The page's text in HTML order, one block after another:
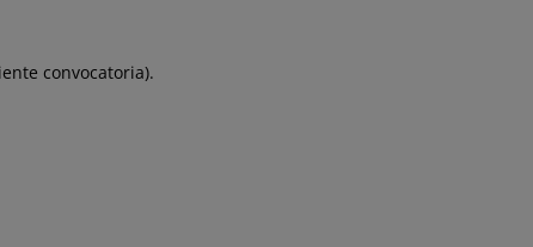
convocatoria).